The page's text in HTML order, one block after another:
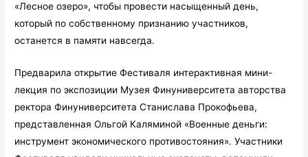
«Лесное озеро», чтобы провести насыщенный день,
который по собственному признанию участников,
останется в памяти навсегда.
Предварила открытие Фестиваля интерактивная мини-
лекция по экспозиции Музея Финуниверситета авторства
ректора Финуниверситета Станислава Прокофьева,
представленная Ольгой Каляминой «Военные деньги:
инструмент экономического противостояния». Участники